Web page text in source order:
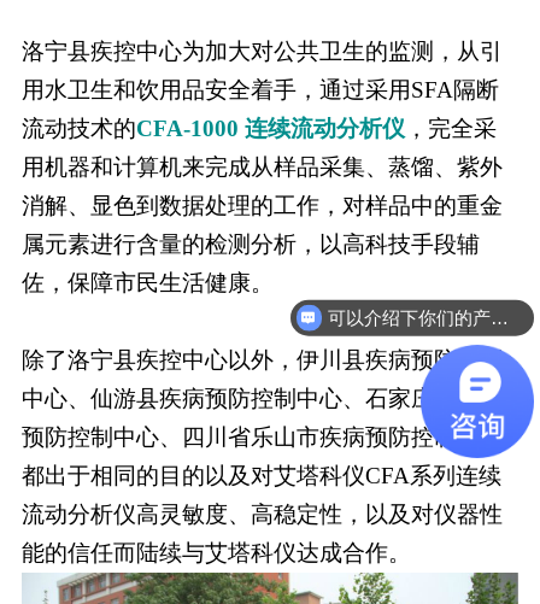
洛宁县疾控中心为加大对公共卫生的监测，从引
用水卫生和饮用品安全着手，通过采用SFA隔断
流动技术的CFA-1000 连续流动分析仪 ，完全采
用机器和计算机来完成从样品采集、蒸馏、紫外
消解、显色到数据处理的工作，对样品中的重金
属元素进行含量的检测分析，以高科技手段辅
佐，保障市民生活健康。
除了洛宁县疾控中心以外，伊川县疾病预防控制
中心、仙游县疾病预防控制中心、石家庄市疾病
预防控制中心、四川省乐山市疾病预防控制中心
都出于相同的目的以及对艾塔科仪CFA系列连续
流动分析仪高灵敏度、高稳定性，以及对仪器性
能的信任而陆续与艾塔科仪达成合作。
可以介绍下你们的产品么